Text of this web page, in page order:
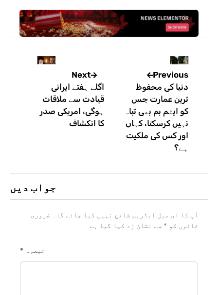
Previous
دنیا کی محفوظ
ترین عمارت جس
کو ایٹم بم بھی تباہ
نہیں کرسکتا، کہاں
اور کس کی ملکیت
ہے؟
Next
اگلے ہفتے ایرانی
قیادت سے ملاقات
ہوگی، امریکی صدر
کا انکشاف
جواب دیں
آپ کا ای میل ایڈریس شائع نہیں کیا جائے گا۔
ضروری
خانوں کو * سے نشان زد کیا گیا ہے
تبصرہ *